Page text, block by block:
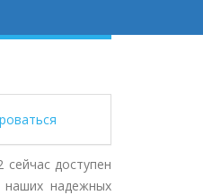
доступен
надежных